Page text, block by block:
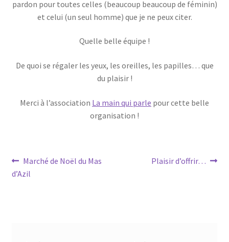
pardon pour toutes celles (beaucoup beaucoup de féminin)
et celui (un seul homme) que je ne peux citer.
Quelle belle équipe !
De quoi se régaler les yeux, les oreilles, les papilles… que
du plaisir !
Merci à l’association La main qui parle pour cette belle
organisation !
Navigation
de
Article
précédent :
Marché de Noël du Mas
d’Azil
Article
Plaisir d’offrir…